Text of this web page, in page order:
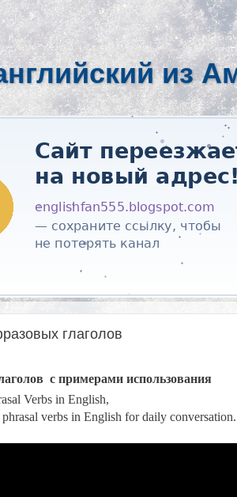
из
глаголов
с примерами использования
Verbs in English,
verbs in English for daily conversation.